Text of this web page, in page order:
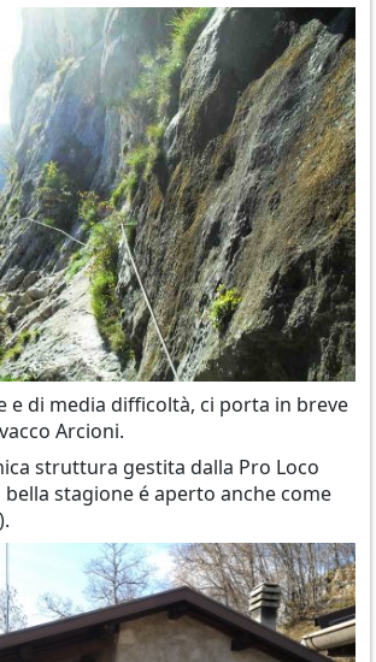
e di media difficoltà, ci porta in breve
Arcioni.
struttura gestita dalla Pro Loco
bella stagione é aperto anche come